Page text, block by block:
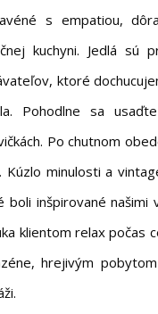
s empatiou,
kuchyni. Jedlá sú
ktoré
Pohodlne sa
Po chutnom
Kúzlo minulosti a
boli inšpirované našimi
klientom relax počas
hrejivým